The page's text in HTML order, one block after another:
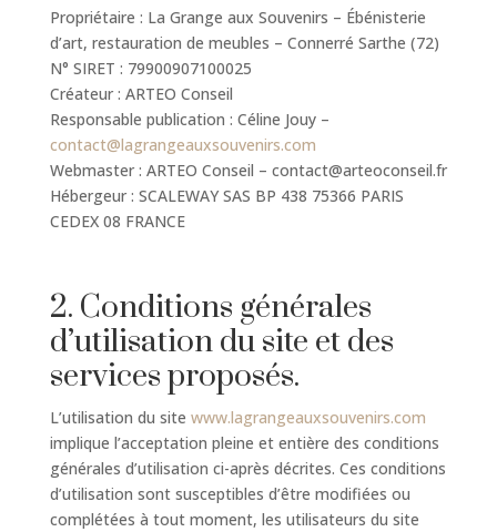
Propriétaire : La Grange aux Souvenirs – Ébénisterie
d’art, restauration de meubles – Connerré Sarthe (72)
N° SIRET : 79900907100025
Créateur : ARTEO Conseil
Responsable publication : Céline Jouy–
contact@lagrangeauxsouvenirs.com
Webmaster : ARTEO Conseil – contact@arteoconseil.fr
Hébergeur : SCALEWAY SAS BP 438 75366 PARIS
CEDEX 08 FRANCE
2. Conditions générales
d’utilisation du site et des
services proposés.
L’utilisation du site www.lagrangeauxsouvenirs.com
implique l’acceptation pleine et entière des conditions
générales d’utilisation ci-après décrites. Ces conditions
d’utilisation sont susceptibles d’être modifiées ou
complétées à tout moment, les utilisateurs du site